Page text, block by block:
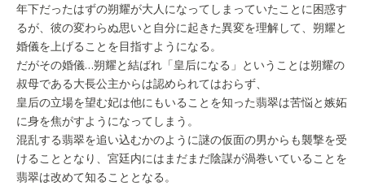
年下だったはずの朔耀が大人になってしまっていたことに困惑す
るが、彼の変わらぬ思いと自分に起きた異変を理解して、朔耀と
婚儀を上げることを目指すようになる。
だがその婚儀…朔耀と結ばれ「皇后になる」ということは朔耀の
叔母である大長公主からは認められてはおらず、
皇后の立場を望む妃は他にもいることを知った翡翠は苦悩と嫉妬
に身を焦がすようになってしまう。
混乱する翡翠を追い込むかのように謎の仮面の男からも襲撃を受
けることとなり、宮廷内にはまだまだ陰謀が渦巻いていることを
翡翠は改めて知ることとなる。